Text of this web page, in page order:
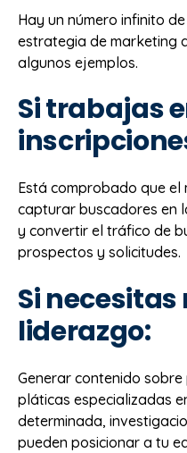
Hay un número infinito
estrategia de marketing
algunos ejemplos.
Si trabajas
Está comprobado que
capturar buscadores en
y convertir el tráfico de
prospectos y solicitudes.
Si
liderazgo:
Generar contenido
pláticas especializadas
determinada,
pueden posicionar a tu